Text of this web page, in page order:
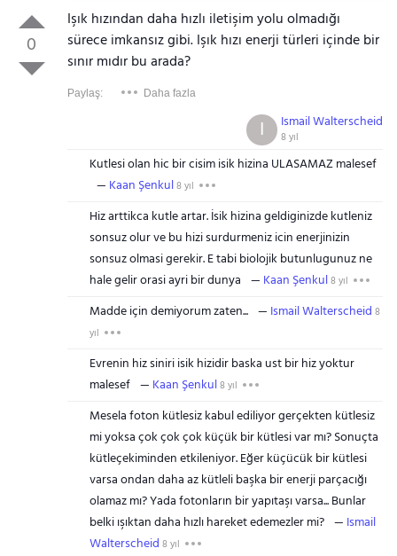
0
Işık hızından daha hızlı iletişim yolu olmadığı
sürece imkansız gibi. Işık hızı enerji türleri içinde bir
sınır mıdır bu arada?
Paylaş: Daha fazla
Ismail Walterscheid
8 yıl
I
Kutlesi olan hic bir cisim isik hizina ULASAMAZ malesef
Kaan Şenkul8 yıl
Hiz arttikca kutle artar. İsik hizina geldiginizde kutleniz
sonsuz olur ve bu hizi surdurmeniz icin enerjinizin
sonsuz olmasi gerekir. E tabi biolojik butunlugunuz ne
hale gelir orasi ayri bir dunya
Kaan Şenkul8 yıl
Madde için demiyorum zaten... Ismail Walterscheid 8
yıl
Evrenin hiz siniri isik hizidir baska ust bir hiz yoktur
malesef
Kaan Şenkul8 yıl
Mesela foton kütlesiz kabul ediliyor gerçekten kütlesiz
mi yoksa çok çok çok küçük bir kütlesi var mı? Sonuçta
kütleçekiminden etkileniyor. Eğer küçücük bir kütlesi
varsa ondan daha az kütleli başka bir enerji parçacığı
olamaz mı? Yada fotonların bir yapıtaşı varsa... Bunlar
belki ışıktan daha hızlı hareket edemezler mi?
Ismail
Walterscheid 8 yıl